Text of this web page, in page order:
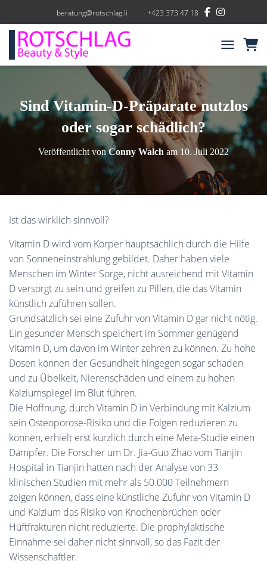
beratung@rotschlag.li +423 373 47 18
Sind Vitamin-D-Präparate nutzlos
oder sogar schädlich?
Veröffentlicht vonConny Walch am 10. Juli 2022
Ist das wirklich sinnvoll?
Vitamin D wird vom Körper hauptsächlich durch die Hilfe
von Sonneneinstrahlung gebildet. Daher haben viele
Menschen im Winter Sorge, nicht ausreichend mit Vitamin
D versorgt zu sein und greifen zu Pillen, die das Vitamin
künstlich zuführen sollen.
Grundsätzlich sei eine Zufuhr von Vitamin D gar nicht nötig.
Ein gesunder Mensch speichert im Sommer genügend
Vitamin D, um davon im Winter zehren zu können. Zu hohe
Dosen können der Gesundheit hingegen sogar schaden
und zu Übelkeit, Nierenschäden und einem zu hohen
Kalziumspiegel im Blut führen.
Die Hoffnung, durch Vitamin D in Verbindung mit Kalzium
sein Osteoporose-Risiko und die Folgen reduzieren zu
können, erhielt erst kürzlich durch eine Meta-Studie einen
Dämpfer. Die Forscher um Dr. Jia-Guo Zhao vom Tianjin
Hospital in Tianjin hatten nach der Analyse von 33
klinischen Studien mit mehr als 50.000 Teilnehmern
zeigen können, dass eine künstliche Zufuhr von Vitamin D
und Kalzium das Risiko von Knochenbrüchen oder
Hüftfrakturen nicht reduzierte. Die prophylaktische
Einnahme sei daher nicht sinnvoll, so das Fazit der
Wissenschaftler.